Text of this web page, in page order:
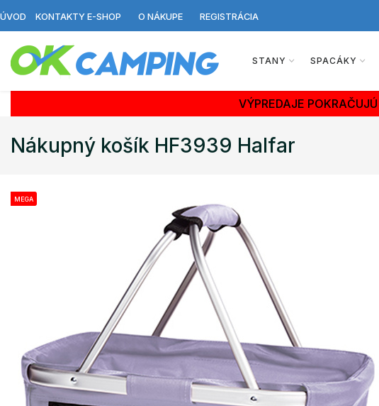
ÚVOD KONTAKTY E-SHOP O NÁKUPE REGISTRÁCIA
STANY SPACÁKY
VÝPREDAJE
Nákupný košík HF3939 Halfar
MEGA